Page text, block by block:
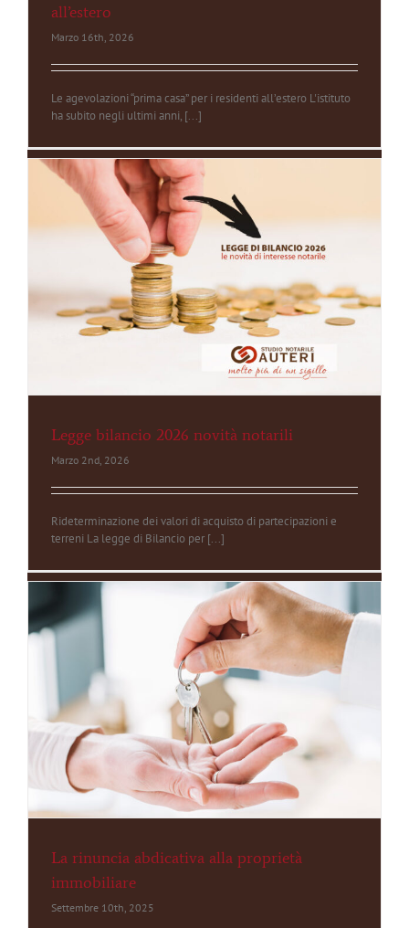
all’estero
Marzo 16th, 2026
Le agevolazioni “prima casa” per i residenti all’estero L'istituto
ha subito negli ultimi anni, [...]
Legge bilancio 2026 novità notarili
Marzo 2nd, 2026
Rideterminazione dei valori di acquisto di partecipazioni e
terreni La legge di Bilancio per [...]
La rinuncia abdicativa alla proprietà
immobiliare
Settembre 10th, 2025